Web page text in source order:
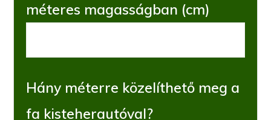
méteres magasságban (cm)
Hány méterre közelíthető meg a
fa kisteherautóval?